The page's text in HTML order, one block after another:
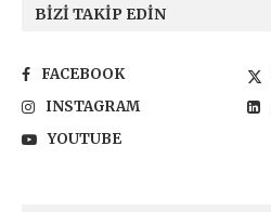
BIZI TAKIP EDIN
FACEBOOK
INSTAGRAM
YOUTUBE